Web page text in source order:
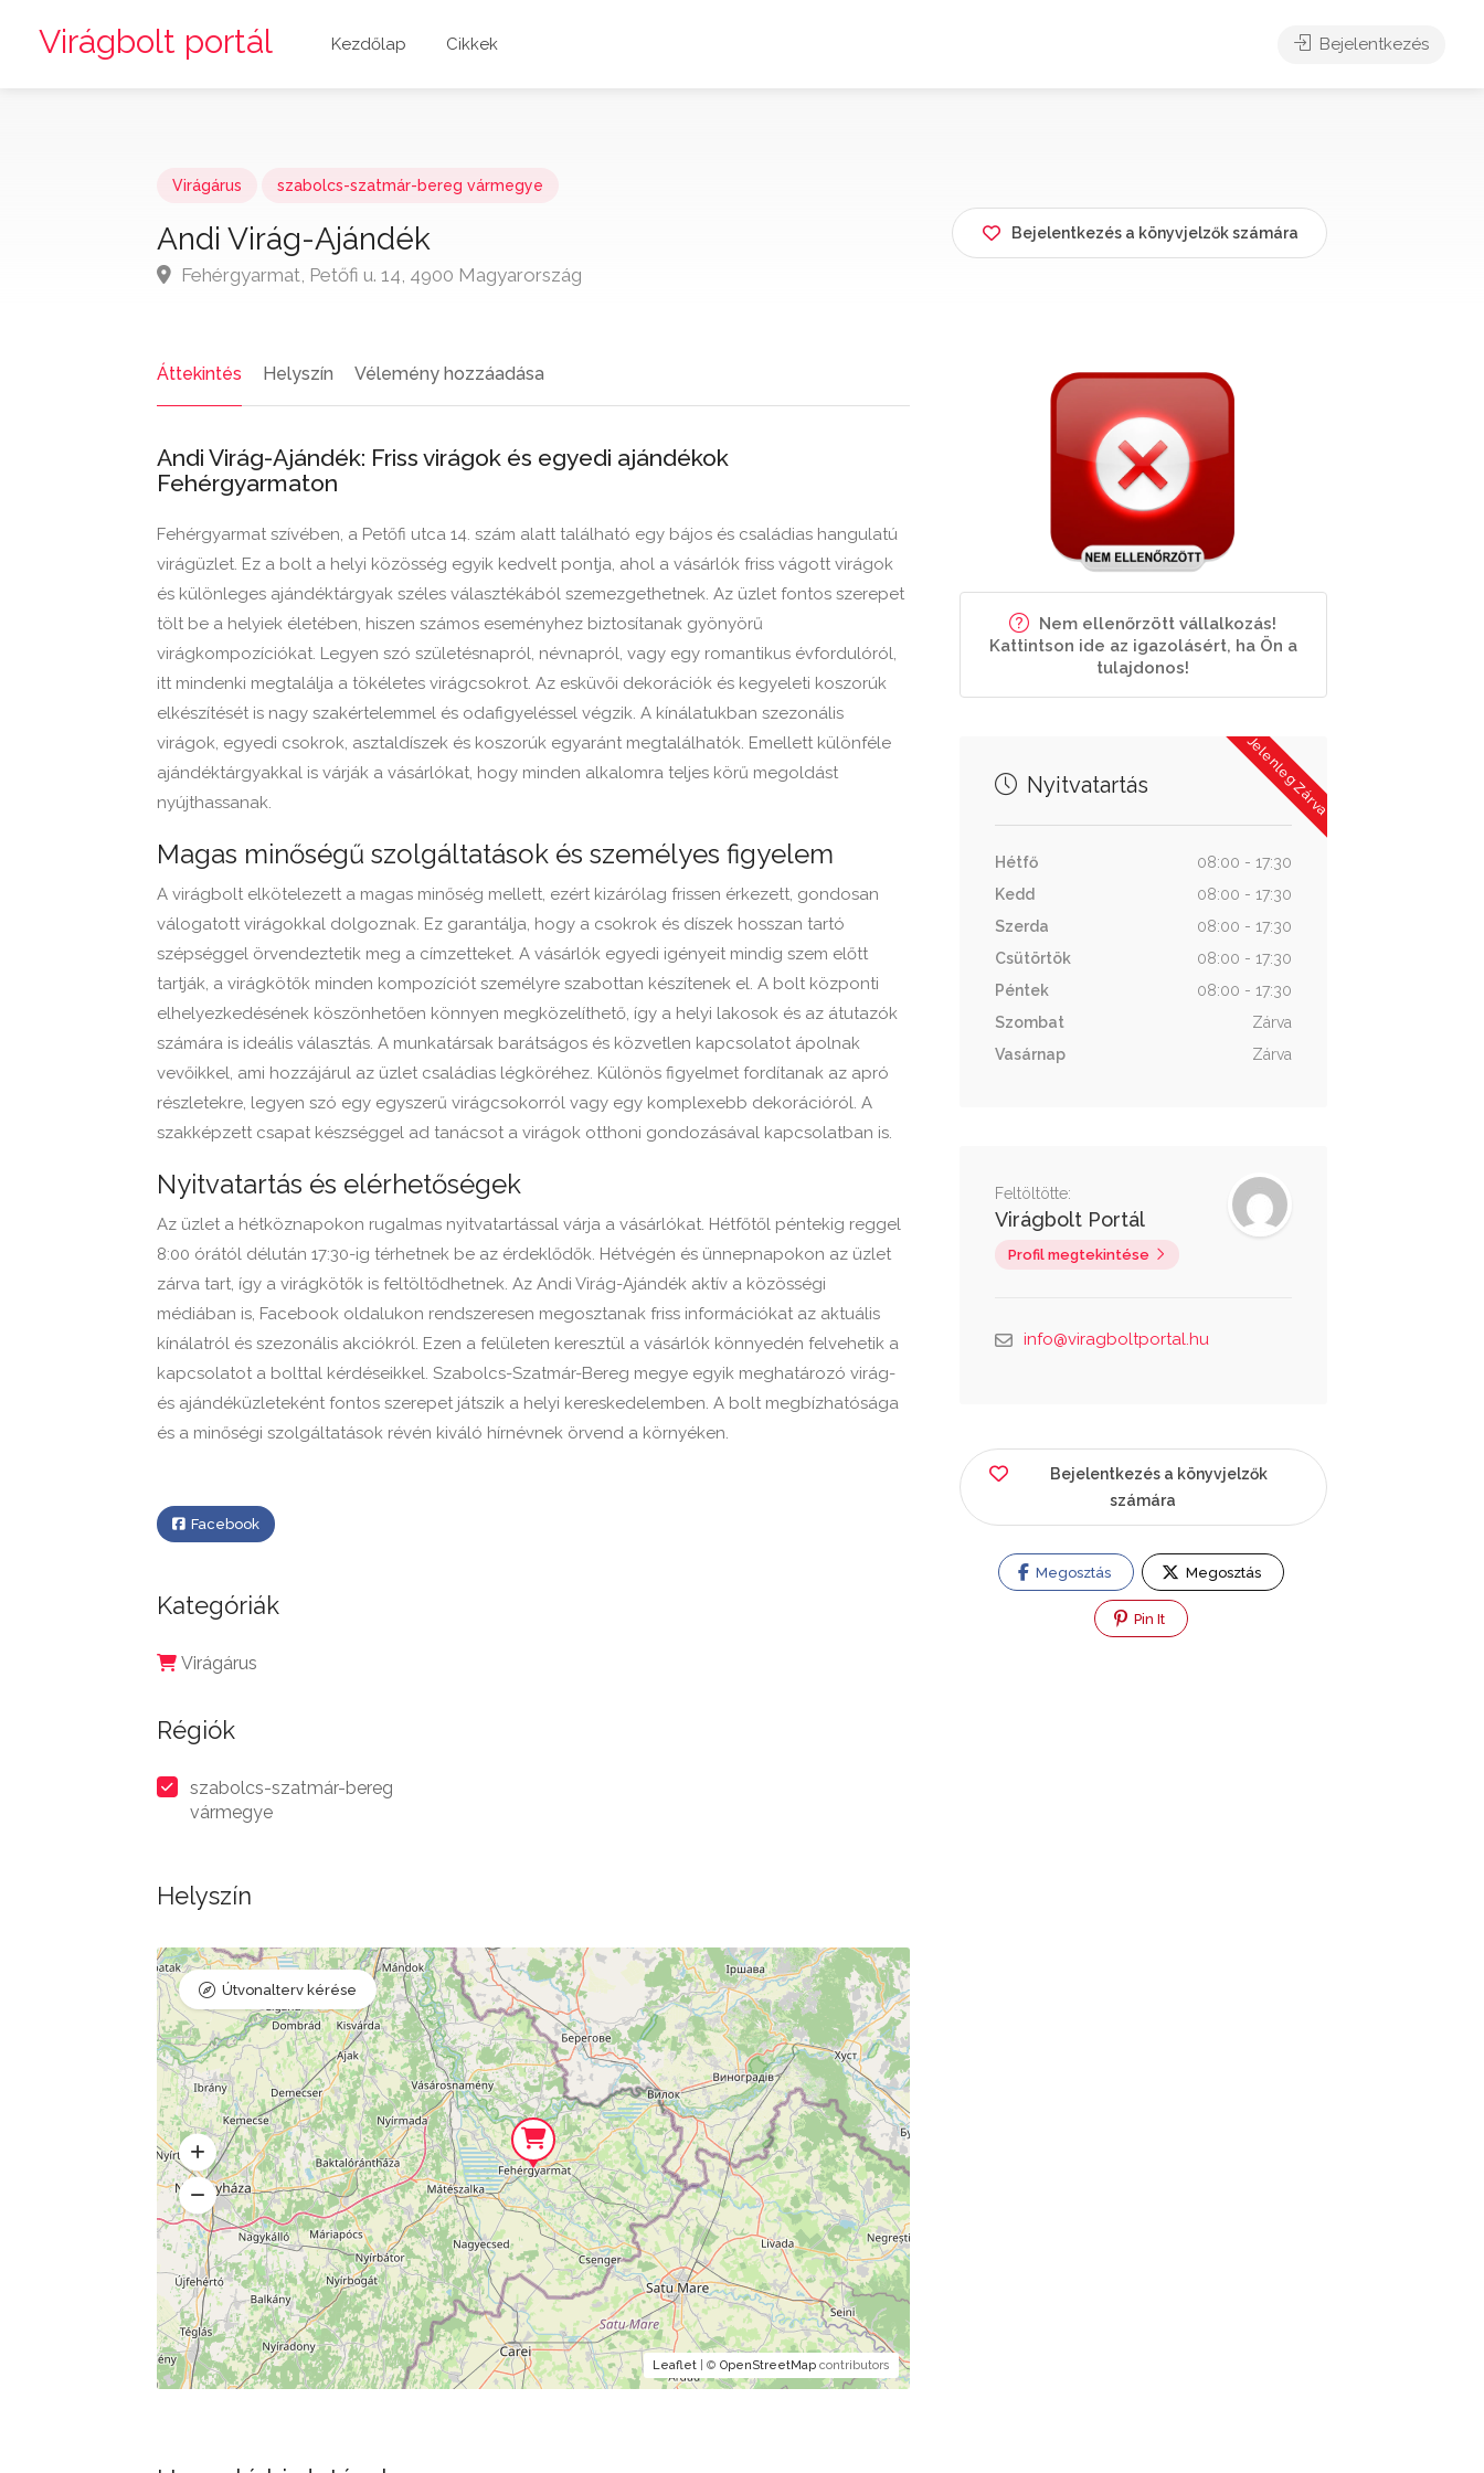
Virágbolt portál Kezdőlap Cikkek Bejelentkezés
Virágárus szabolcs-szatmár-bereg vármegye
Andi Virág-Ajándék
Fehérgyarmat, Petőfi u. 14, 4900 Magyarország
Bejelentkezés a könyvjelzők számára
Áttekintés Helyszín Vélemény hozzáadása
Andi Virág-Ajándék: Friss virágok és egyedi ajándékok
Fehérgyarmaton
Fehérgyarmat szívében, a Petőfi utca 14. szám alatt található egy bájos és családias hangulatú
virágüzlet. Ez a bolt a helyi közösség egyik kedvelt pontja, ahol a vásárlók friss vágott virágok
és különleges ajándéktárgyak széles választékából szemezgethetnek. Az üzlet fontos szerepet
tölt be a helyiek életében, hiszen számos eseményhez biztosítanak gyönyörű
virágkompozíciókat. Legyen szó születésnapról, névnapról, vagy egy romantikus évfordulóról,
itt mindenki megtalálja a tökéletes virágcsokrot. Az esküvői dekorációk és kegyeleti koszorúk
elkészítését is nagy szakértelemmel és odafigyeléssel végzik. A kínálatukban szezonális
virágok, egyedi csokrok, asztaldíszek és koszorúk egyaránt megtalálhatók. Emellett különféle
ajándéktárgyakkal is várják a vásárlókat, hogy minden alkalomra teljes körű megoldást
nyújthassanak.
Magas minőségű szolgáltatások és személyes figyelem
A virágbolt elkötelezett a magas minőség mellett, ezért kizárólag frissen érkezett, gondosan
válogatott virágokkal dolgoznak. Ez garantálja, hogy a csokrok és díszek hosszan tartó
szépséggel örvendeztetik meg a címzetteket. A vásárlók egyedi igényeit mindig szem előtt
tartják, a virágkötők minden kompozíciót személyre szabottan készítenek el. A bolt központi
elhelyezkedésének köszönhetően könnyen megközelíthető, így a helyi lakosok és az átutazók
számára is ideális választás. A munkatársak barátságos és közvetlen kapcsolatot ápolnak
vevőikkel, ami hozzájárul az üzlet családias légköréhez. Különös figyelmet fordítanak az apró
részletekre, legyen szó egy egyszerű virágcsokorról vagy egy komplexebb dekorációról. A
szakképzett csapat készséggel ad tanácsot a virágok otthoni gondozásával kapcsolatban is.
Nyitvatartás és elérhetőségek
Az üzlet a hétköznapokon rugalmas nyitvatartással várja a vásárlókat. Hétfőtől péntekig reggel
8:00 órától délután 17:30-ig térhetnek be az érdeklődők. Hétvégén és ünnepnapokon az üzlet
zárva tart, így a virágkötők is feltöltődhetnek. Az Andi Virág-Ajándék aktív a közösségi
médiában is, Facebook oldalukon rendszeresen megosztanak friss információkat az aktuális
kínálatról és szezonális akciókról. Ezen a felületen keresztül a vásárlók könnyedén felvehetik a
kapcsolatot a bolttal kérdéseikkel. Szabolcs-Szatmár-Bereg megye egyik meghatározó virág-
és ajándéküzleteként fontos szerepet játszik a helyi kereskedelemben. A bolt megbízhatósága
és a minőségi szolgáltatások révén kiváló hírnévnek örvend a környéken.
Facebook
Kategóriák
Virágárus
Régiók
szabolcs-szatmár-bereg
vármegye
Helyszín
Leaflet| © OpenStreetMapcontributors
Útvonalterv kérése
Nem ellenőrzött vállalkozás!
Kattintson ide az igazolásért, ha Ön a
tulajdonos!
Jelenleg Zárva
Nyitvatartás
Hétfő
08:00 - 17:30
Kedd
08:00 - 17:30
Szerda
08:00 - 17:30
Csütörtök
08:00 - 17:30
Péntek
08:00 - 17:30
Szombat
Zárva
Vasárnap
Zárva
Feltöltötte:
Virágbolt Portál
Profil megtekintése
info@viragboltportal.hu
Bejelentkezés a könyvjelzők
számára
Megosztás Megosztás
Pin It